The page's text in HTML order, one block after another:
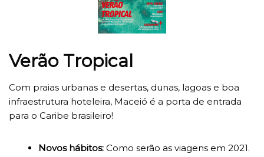
Verão Tropical
Com praias urbanas e desertas, dunas, lagoas e boa
infraestrutura hoteleira, Maceió é a porta de entrada
para o Caribe brasileiro!
Novos hábitos: Como serão as viagens em 2021.